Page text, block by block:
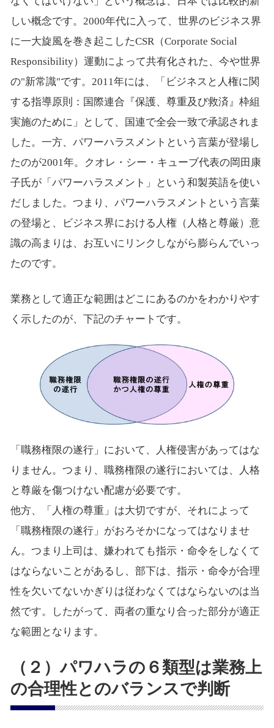
しい概念です。2000年代に入って、世界のビジネス界
に一大旋風を巻き起こしたCSR（Corporate Social
Responsibility）運動によって共有化された、今や世界
の"新常識"です。2011年には、「ビジネスと人権に関
する指導原則：国際連合『保護、尊重及び救済』枠組
実施のために」として、国連で全会一致で承認されま
した。一方、パワーハラスメントという言葉が登場し
たのが2001年。クオレ・シー・キューブ代表の岡田康
子氏が「パワーハラスメント」という和製英語を使い
だしました。つまり、パワーハラスメントという言葉
の登場と、ビジネス界における人権（人格と尊厳）意
識の高まりは、お互いにリンクしながら膨らんでいっ
たのです。
業務として適正な範囲はどこにあるのかをわかりやす
く示したのが、下記のチャートです。
「職務権限の遂行」において、人権侵害があってはな
りません。つまり、職務権限の遂行においては、人格
と尊厳を傷つけない配慮が必要です。
他方、「人権の尊重」は大切ですが、それによって
「職務権限の遂行」がおろそかになってはなりませ
ん。つまり上司は、嫌われても指示・命令をしなくて
はならないことがあるし、部下は、指示・命令が合理
性を欠いてないかぎりは従わなくてはならないのは当
然です。したがって、両者の重なり合った部分が適正
な範囲となります。
（２）パワハラの６類型は業務上
の合理性とのバランスで判断